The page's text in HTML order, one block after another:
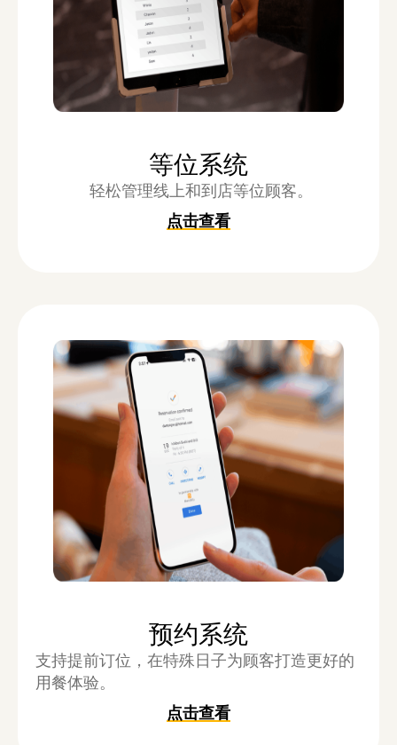
等位系统
轻松管理线上和到店等位顾客。
点击查看
预约系统
支持提前订位，在特殊日子为顾客打造更好的
用餐体验。
点击查看